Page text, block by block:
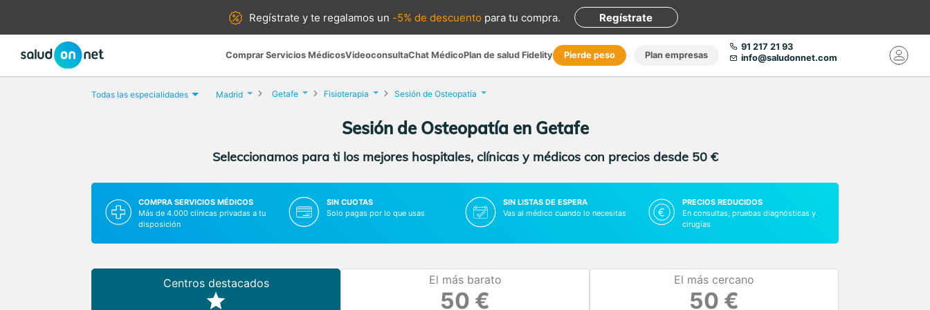
Regístrate yte regalamos un -5% de descuento para tu compra. Regístrate
Comprar Servicios MédicosVideoconsultaChat MédicoPlan de salud Fidelity Pierde peso Plan empresas
91 217 21 93
info@saludonnet.com
Todas las especialidades Madrid Getafe Fisioterapia Sesión de Osteopatía
Sesión de Osteopatía en Getafe
Seleccionamos para ti los mejores hospitales, clínicas y médicos con precios desde 50 €
COMPRA SERVICIOS MÉDICOS
Más de 4.000 clínicas privadas a tu
disposición
SIN CUOTAS
Solo pagas por lo que usas
SIN LISTAS DE ESPERA
Vas al médico cuando lo necesitas
PRECIOS REDUCIDOS
En consultas, pruebas diagnósticas y
cirugías
Centros destacados El más barato
50 €
El más cercano
50 €